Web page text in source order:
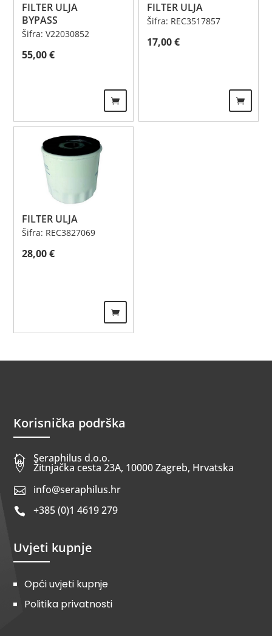
FILTER ULJA
BYPASS
Šifra: V22030852
55,00€
FILTER ULJA
Šifra: REC3517857
17,00€
FILTER ULJA
Šifra: REC3827069
28,00€
Korisnička podrška
 Seraphilus d.o.o.
 Žitnjačka cesta 23A, 10000 Zagreb, Hrvatska
 info@seraphilus.hr
 +385 (0)1 4619 279
Uvjeti kupnje
Opći uvjeti kupnje
Politika privatnosti